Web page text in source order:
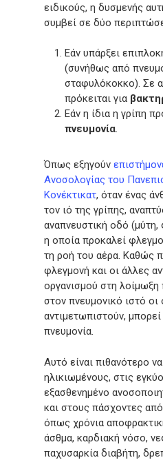
ειδικούς, η δυσμενής
συμβεί σε δύο
Εάν υπάρξει
(συνήθως από
σταφυλόκοκκο). Σε
πρόκειται για
Εάν η ίδια η γρίπη
πνευμονία.
Όπως εξηγούν
Ανοσολογίας του
Κονέκτικατ, όταν ένας
τον ιό της γρίπης,
αναπνευστική οδό
η οποία προκαλεί
τη ροή του αέρα. Καθώς
φλεγμονή και οι άλλες
οργανισμού στη
στον πνευμονικό ιστό οι
αντιμετωπιστούν,
πνευμονία.
Αυτό είναι πιθανότερο
ηλικιωμένους, στις
εξασθενημένο
και στους πάσχοντες
όπως χρόνια
άσθμα, καρδιακή νόσο,
παχυσαρκία διαβήτη,